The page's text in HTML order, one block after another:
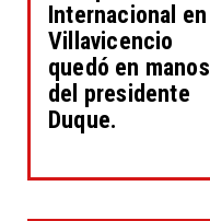
Internacional en
Villavicencio
quedó en manos
del presidente
Duque.